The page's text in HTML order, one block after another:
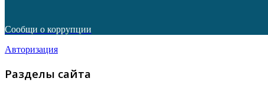
Сообщи о коррупции
Авторизация
Разделы сайта